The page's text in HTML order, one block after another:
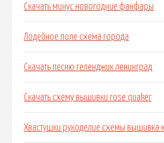
Скачать минус новогодние фанфары
Лодейное поле схема города
Скачать песню геленджик ленинград
Скачать схему вышивки rose quaker
Хвастушки рукоделие схемы вышивка